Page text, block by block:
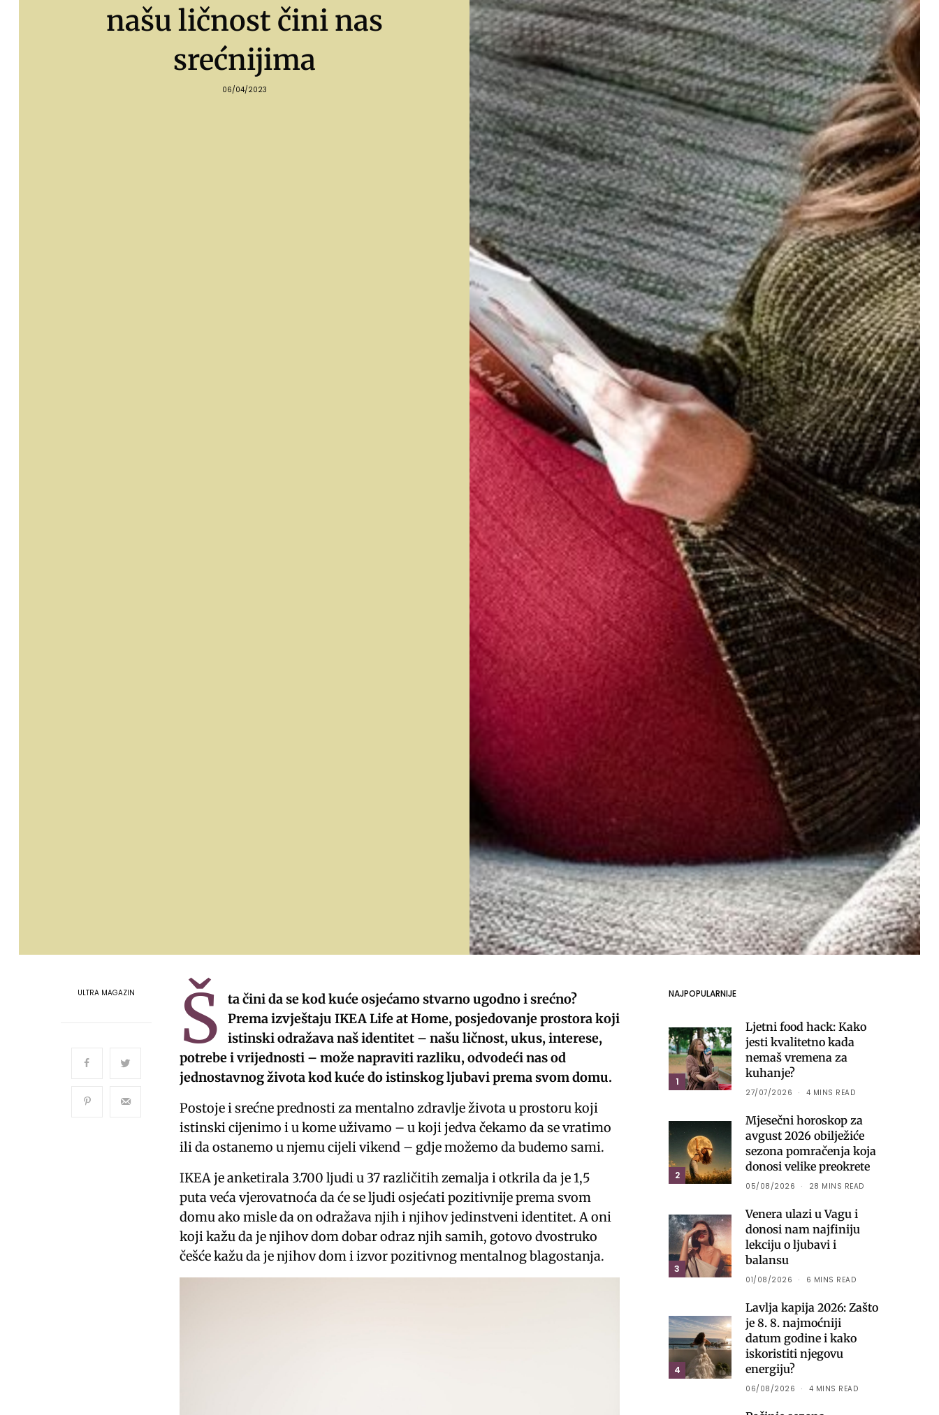
našu ličnost čini nas
srećnijima
06/04/2023
ULTRA MAGAZIN Š
ta čini da se kod kuće osjećamo stvarno ugodno i srećno?
Prema izvještaju IKEA Life at Home, posjedovanje prostora koji
istinski odražava naš identitet – našu ličnost, ukus, interese,
potrebe i vrijednosti – može napraviti razliku, odvodeći nas od
jednostavnog života kod kuće do istinskog ljubavi prema svom domu.
Postoje i srećne prednosti za mentalno zdravlje života u prostoru koji
istinski cijenimo i u kome uživamo – u koji jedva čekamo da se vratimo
ili da ostanemo u njemu cijeli vikend – gdje možemo da budemo sami.
IKEA je anketirala 3.700 ljudi u 37 različitih zemalja i otkrila da je 1,5
puta veća vjerovatnoća da će se ljudi osjećati pozitivnije prema svom
domu ako misle da on odražava njih i njihov jedinstveni identitet. A oni
koji kažu da je njihov dom dobar odraz njih samih, gotovo dvostruko
češće kažu da je njihov dom i izvor pozitivnog mentalnog blagostanja.
NAJPOPULARNIJE
1
Ljetni food hack: Kako
jesti kvalitetno kada
nemaš vremena za
kuhanje?
27/07/2026 4 MINS READ
2
Mjesečni horoskop za
avgust 2026 obilježiće
sezona pomračenja koja
donosi velike preokrete
05/08/2026 28 MINS READ
3
Venera ulazi u Vagu i
donosi nam najfiniju
lekciju o ljubavi i
balansu
01/08/2026 6 MINS READ
4
Lavlja kapija 2026: Zašto
je 8. 8. najmoćniji
datum godine i kako
iskoristiti njegovu
energiju?
06/08/2026 4 MINS READ